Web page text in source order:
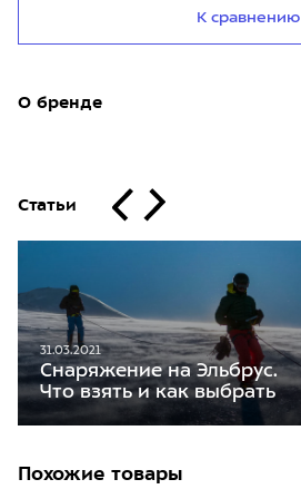
К сравнению
О бренде
Статьи
31.03.2021
Снаряжение на Эльбрус.
Что взять и как выбрать
Похожие товары